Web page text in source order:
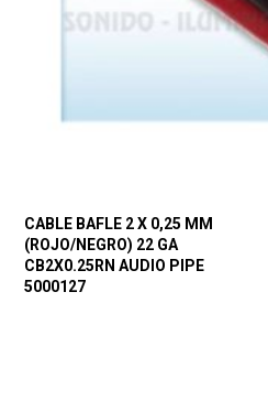
CABLE BAFLE 2 X 0,25 MM
(ROJO/NEGRO) 22 GA
CB2X0.25RN AUDIO PIPE
5000127